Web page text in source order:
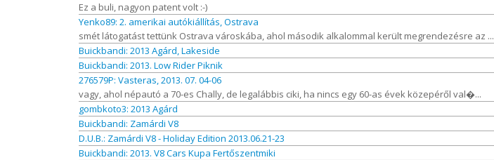
Ez a buli, nagyon patent volt :-)
Yenko89: 2. amerikai autókiállítás, Ostrava
smét látogatást tettünk Ostrava városkába, ahol második alkalommal került megrendezésre az ...
Buickbandi: 2013 Agárd, Lakeside
Buickbandi: 2013. Low Rider Piknik
276579P: Vasteras, 2013. 07. 04-06
vagy, ahol népautó a 70-es Chally, de legalábbis ciki, ha nincs egy 60-as évek közepéről val�...
gombkoto3: 2013 Agárd
Buickbandi: Zamárdi V8
D.U.B.: Zamárdi V8 - Holiday Edition 2013.06.21-23
Buickbandi: 2013. V8 Cars Kupa Fertőszentmiki